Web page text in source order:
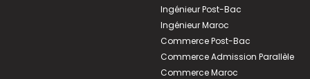
Ingénieur Post-Bac
Ingénieur Maroc
Commerce Post-Bac
Commerce Admission Parallèle
Commerce Maroc